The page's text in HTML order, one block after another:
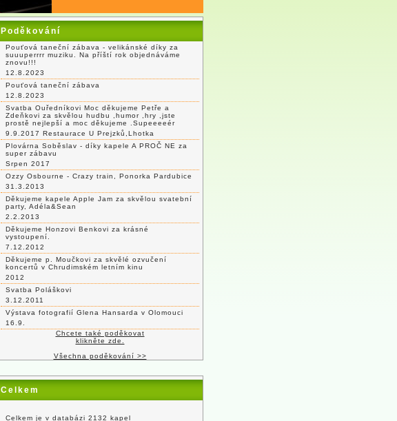
Poděkování
Pouťová taneční zábava - velikánské díky za
suuuperrrr muziku. Na příští rok objednáváme
znovu!!!
12.8.2023
Pouťová taneční zábava
12.8.2023
Svatba Ouředníkovi Moc děkujeme Petře a
Zdeňkovi za skvělou hudbu ,humor ,hry ,jste
prostě nejlepší a moc děkujeme .Supeeeeér
9.9.2017 Restaurace U Prejzků,Lhotka
Plovárna Soběslav - díky kapele A PROČ NE za
super zábavu
Srpen 2017
Ozzy Osbourne - Crazy train, Ponorka Pardubice
31.3.2013
Děkujeme kapele Apple Jam za skvělou svatební
party, Adéla&Sean
2.2.2013
Děkujeme Honzovi Benkovi za krásné
vystoupení.
7.12.2012
Děkujeme p. Moučkovi za skvělé ozvučení
koncertů v Chrudimském letním kinu
2012
Svatba Poláškovi
3.12.2011
Výstava fotografií Glena Hansarda v Olomouci
16.9.
Chcete také poděkovat
klikněte zde.
Všechna poděkování >>
Celkem
Celkem je v databázi 2132 kapel